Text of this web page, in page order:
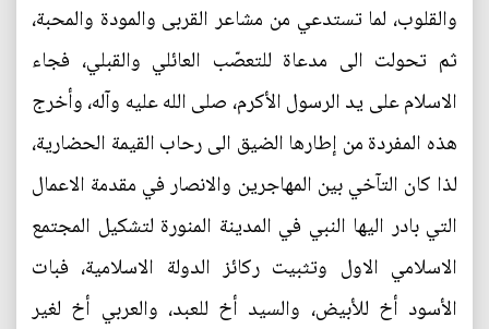
والقلوب، لما تستدعي من مشاعر القربى والمودة والمحبة،
ثم تحولت الى مدعاة للتعصّب العائلي والقبلي، فجاء
الاسلام على يد الرسول الأكرم، صلى الله عليه وآله، وأخرج
هذه المفردة من إطارها الضيق الى رحاب القيمة الحضارية،
لذا كان التآخي بين المهاجرين والانصار في مقدمة الاعمال
التي بادر اليها النبي في المدينة المنورة لتشكيل المجتمع
الاسلامي الاول وتثبيت ركائز الدولة الاسلامية، فبات
الأسود أخ للأبيض، والسيد أخ للعبد، والعربي أخ لغير